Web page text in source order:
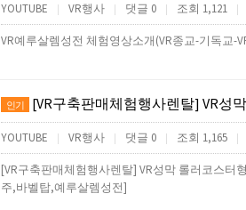
YOUTUBE | VR행사 | 댓글 0 | 조회 1,121 |
VR예루살렘성전 체험영상소개(VR종교-기독교-
인기 [VR구축판매체험행사렌탈] VR성막 롤러코스터형 영상소
YOUTUBE | VR행사 | 댓글 0 | 조회 1,165 |
[VR구축판매체험행사렌탈] VR성막 롤러코스터
주,바벨탑,예루살렘성전]